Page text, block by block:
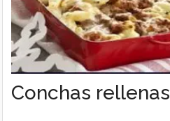
Conchas rellenas